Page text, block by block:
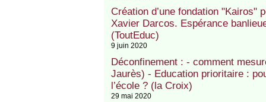
Création d’une fondation "Kairos"
Xavier Darcos. Espérance
(ToutEduc)
9 juin 2020
Déconfinement : - comment
Jaurès) - Education prioritaire :
l’école ? (la Croix)
29 mai 2020